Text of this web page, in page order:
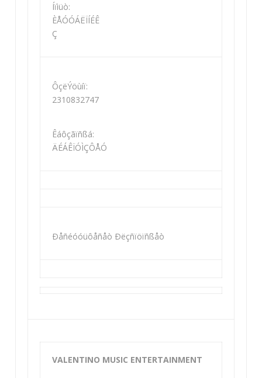
Íïìüò:
ÈÅÓÓÁËÏÍÉÊ
Ç
ÔçëÝöùíï:
2310832747
Êáôçãïñßá:
ÄÉÁÊÏÓÌÇÔÅÓ
Ðåñéóóüôåñåò Ðëçñïöïñßåò
VALENTINO MUSIC ENTERTAINMENT